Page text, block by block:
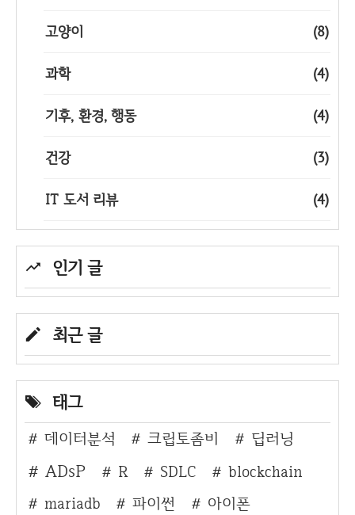
고양이 (8)
과학 (4)
기후, 환경, 행동 (4)
건강 (3)
IT 도서 리뷰 (4)
인기 글
최근 글
태그
데이터분석 크립토좀비 딥러닝
ADsP R SDLC
blockchain
mariadb
파이썬 아이폰